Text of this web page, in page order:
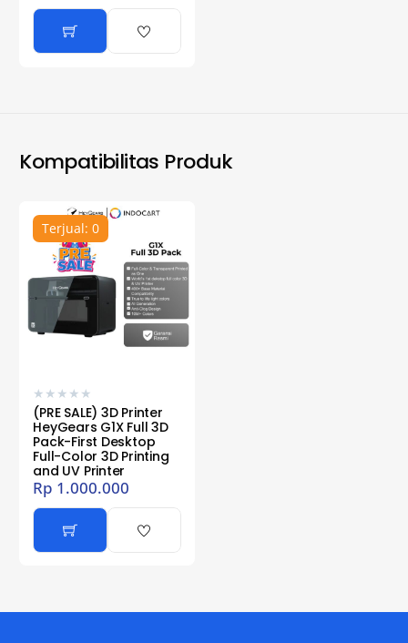
Kompatibilitas Produk
Terjual: 0
★ ★ ★ ★ ★
(PRE SALE) 3D Printer
HeyGears G1X Full 3D
Pack-First Desktop
Full-Color 3D Printing
and UV Printer
Rp 1.000.000